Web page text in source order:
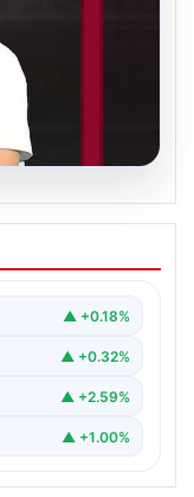
Dönüştü:
İşlem
transfer▲ +0.18%
▲ +0.32%
▲ +2.59%
▲ +1.00%